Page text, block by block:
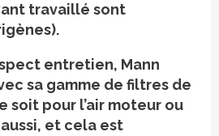
travaillé sont
entretien, Mann
sa gamme de filtres de
soit pour l’air moteur ou
et cela est